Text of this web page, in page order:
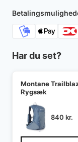
Har du set?
Montane
Rygsæk
840 kr.